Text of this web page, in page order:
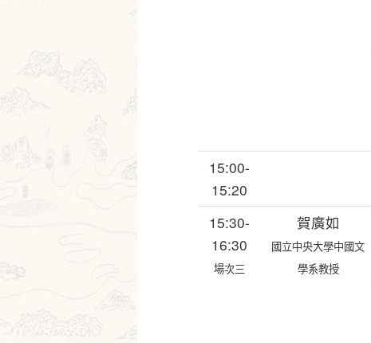
15:00-
15:20
15:30-
16:30
場次三
賀廣如
國立中央大學中國文
學系教授